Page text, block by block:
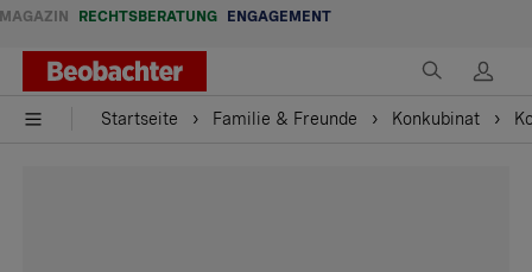
MAGAZIN RECHTSBERATUNG ENGAGEMENT
Startseite Familie & Freunde Konkubinat